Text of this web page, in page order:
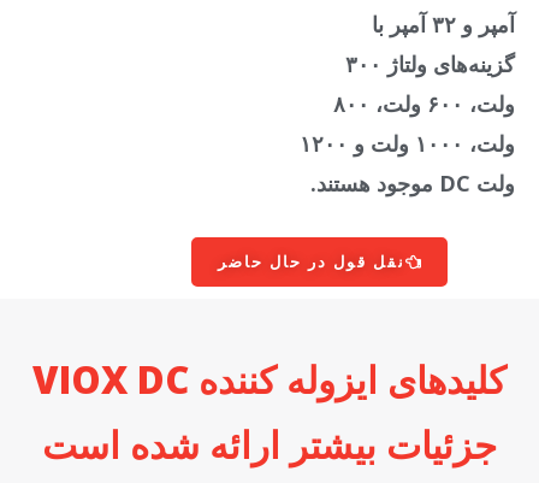
آمپر و ۳۲ آمپر با
گزینه‌های ولتاژ ۳۰۰
ولت، ۶۰۰ ولت، ۸۰۰
ولت، ۱۰۰۰ ولت و ۱۲۰۰
ولت DC موجود هستند.
نقل قول در حال حاضر
کلیدهای ایزوله کننده VIOX DC
جزئیات بیشتر ارائه شده است